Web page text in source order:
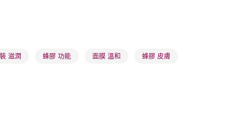
逾期會取消訂單，並不會安排重寄
滋潤 蜂膠 功能 面膜 溫和 蜂膠 皮膚